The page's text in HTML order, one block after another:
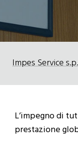
Impes Service
L’impegno di
prestazione